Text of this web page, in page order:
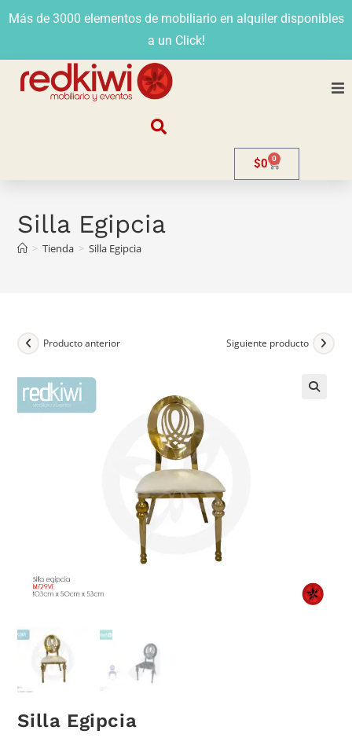
Más de 3000 elementos de mobiliario en alquiler disponibles
a un Click!
Contacto
$0 0
Silla Egipcia
> Tienda > Silla Egipcia
Producto anterior Siguiente producto
Silla Egipcia